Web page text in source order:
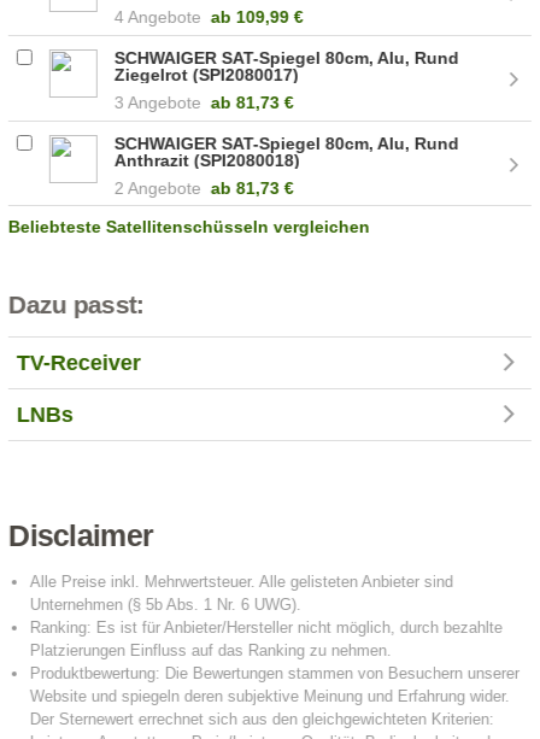
4 Angebote ab 109,99 €
SCHWAIGER SAT-Spiegel 80cm, Alu, Rund
Ziegelrot (SPI2080017)
3 Angebote ab 81,73 €
SCHWAIGER SAT-Spiegel 80cm, Alu, Rund
Anthrazit (SPI2080018)
2 Angebote ab 81,73 €
Beliebteste Satellitenschüsseln vergleichen
Dazu passt:
TV-Receiver
LNBs
Disclaimer